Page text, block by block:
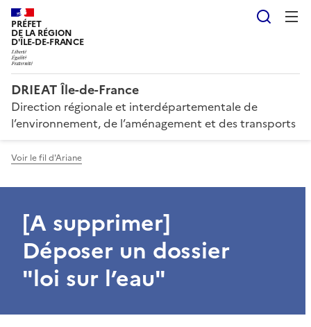
PRÉFET
DE LA RÉGION
D'ÎLE-DE-FRANCE
DRIEAT Île-de-France
Direction régionale et interdépartementale de
l’environnement, de l’aménagement et des transports
Voir le fil d'Ariane
[A supprimer]
Déposer un dossier
"loi sur l’eau"